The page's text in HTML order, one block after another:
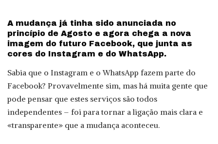
A mudança já tinha sido anunciada no
princípio de Agosto e agora chega a nova
imagem do futuro Facebook, que junta as
cores do Instagram e do WhatsApp.
Sabia que o Instagram e o WhatsApp fazem parte do
Facebook? Provavelmente sim, mas há muita gente que
pode pensar que estes serviços são todos
independentes – foi para tornar a ligação mais clara e
«transparente» que a mudança aconteceu.